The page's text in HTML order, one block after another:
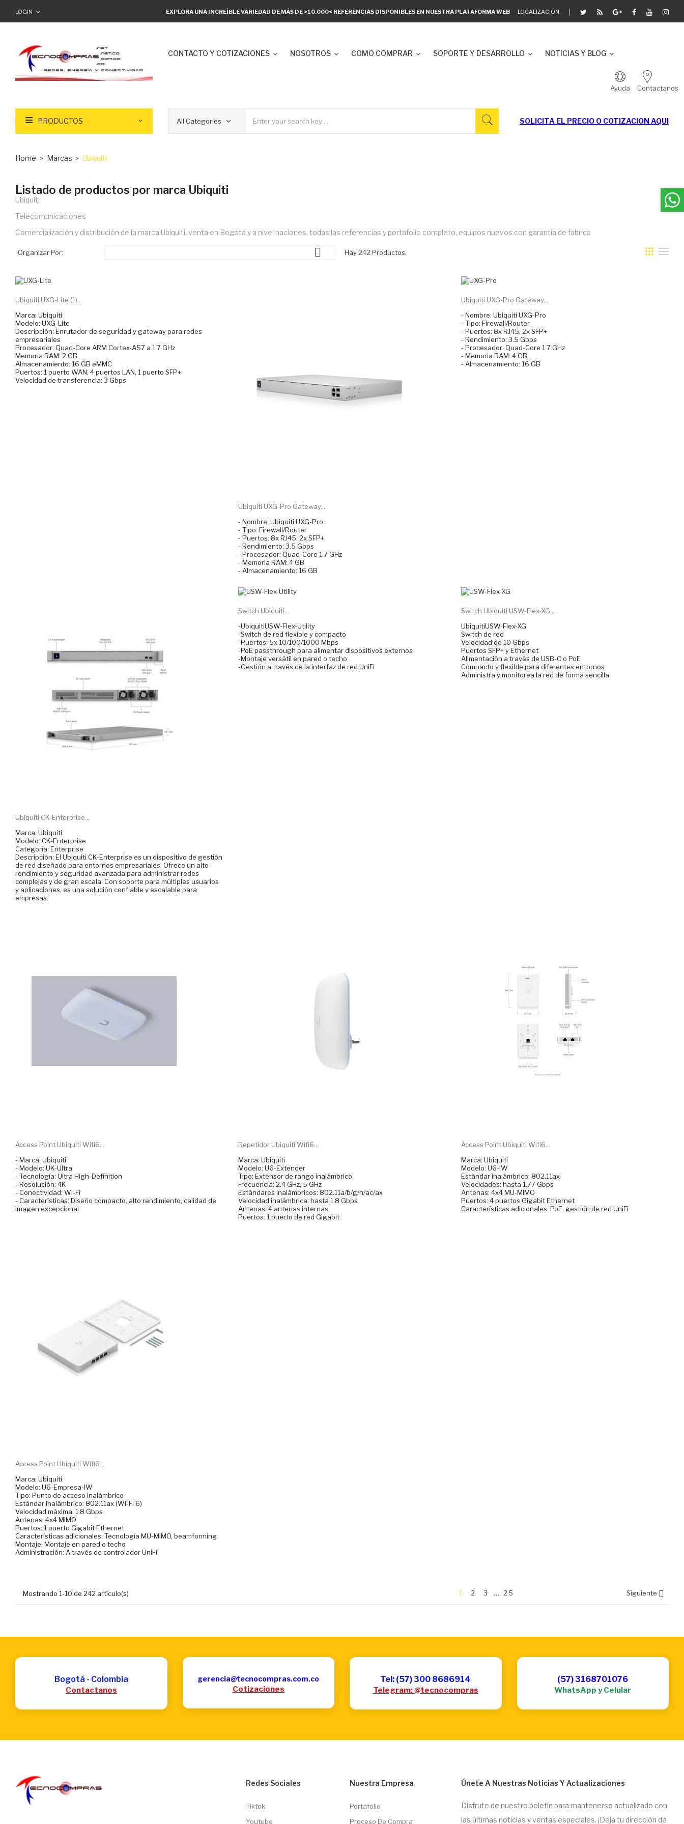
EXPLORA UNA INCREÍBLE VARIEDAD DE MÁS DE >10.000< REFERENCIAS DISPONIBLES EN NUESTRA PLATAFORMA WEB LOCALIZACIÓN
LOGIN
CONTACTO Y COTIZACIONES NOSOTROS COMO COMPRAR SOPORTE Y DESARROLLO NOTICIAS Y BLOG
Ayuda Contactanos
PRODUCTOS SOLICITA EL PRECIO O COTIZACION AQUI
Home Marcas Ubiquiti
Listado de productos por marca Ubiquiti
Ubiquiti
Telecomunicaciones
Comercialización y distribución de la marca Ubiquiti, venta en Bogotá y a nivel naciones, todas las referencias y portafolio completo, equipos nuevos con garantía de fabrica
Organizar Por:  Hay 242 Productos.
Ubiquiti UXG-Lite (1)...
Marca: Ubiquiti
Modelo: UXG-Lite
Descripción: Enrutador de seguridad y gateway para redes
empresariales
Procesador: Quad-Core ARM Cortex-A57 a 1.7 GHz
Memoria RAM: 2 GB
Almacenamiento: 16 GB eMMC
Puertos: 1 puerto WAN, 4 puertos LAN, 1 puerto SFP+
Velocidad de transferencia: 3 Gbps
Ubiquiti UXG-Pro Gateway...
- Nombre: Ubiquiti UXG-Pro
- Tipo: Firewall/Router
- Puertos: 8x RJ45, 2x SFP+
- Rendimiento: 3.5 Gbps
- Procesador: Quad-Core 1.7 GHz
- Memoria RAM: 4 GB
- Almacenamiento: 16 GB
Ubiquiti UXG-Pro Gateway...
- Nombre: Ubiquiti UXG-Pro
- Tipo: Firewall/Router
- Puertos: 8x RJ45, 2x SFP+
- Rendimiento: 3.5 Gbps
- Procesador: Quad-Core 1.7 GHz
- Memoria RAM: 4 GB
- Almacenamiento: 16 GB
Ubiquiti CK-Enterprise...
Marca: Ubiquiti
Modelo: CK-Enterprise
Categoría: Enterprise
Descripción: El Ubiquiti CK-Enterprise es un dispositivo de gestión
de red diseñado para entornos empresariales. Ofrece un alto
rendimiento y seguridad avanzada para administrar redes
complejas y de gran escala. Con soporte para múltiples usuarios
y aplicaciones, es una solución confiable y escalable para
empresas.
Switch Ubiquiti...
-UbiquitiUSW-Flex-Utility
-Switch de red flexible y compacto
-Puertos: 5x 10/100/1000 Mbps
-PoE passthrough para alimentar dispositivos externos
-Montaje versátil en pared o techo
-Gestión a través de la interfaz de red UniFi
Switch Ubiquiti USW-Flex-XG...
UbiquitiUSW-Flex-XG
Switch de red
Velocidad de 10 Gbps
Puertos SFP+ y Ethernet
Alimentación a través de USB-C o PoE
Compacto y flexible para diferentes entornos
Administra y monitorea la red de forma sencilla
Access Point Ubiquiti Wifi6...
- Marca: Ubiquiti
- Modelo: UK-Ultra
- Tecnología: Ultra High-Definition
- Resolución: 4K
- Conectividad: Wi-Fi
- Características: Diseño compacto, alto rendimiento, calidad de
imagen excepcional
Repetidor Ubiquiti Wifi6...
Marca: Ubiquiti
Modelo: U6-Extender
Tipo: Extensor de rango inalámbrico
Frecuencia: 2.4 GHz, 5 GHz
Estándares inalámbricos: 802.11a/b/g/n/ac/ax
Velocidad inalámbrica: hasta 1.8 Gbps
Antenas: 4 antenas internas
Puertos: 1 puerto de red Gigabit
Access Point Ubiquiti Wifi6...
Marca: Ubiquiti
Modelo: U6-IW
Estándar inalámbrico: 802.11ax
Velocidades: hasta 1.77 Gbps
Antenas: 4x4 MU-MIMO
Puertos: 4 puertos Gigabit Ethernet
Características adicionales: PoE, gestión de red UniFi
Access Point Ubiquiti Wifi6...
Marca: Ubiquiti
Modelo: U6-Empresa-IW
Tipo: Punto de acceso inalámbrico
Estándar inalámbrico: 802.11ax (Wi-Fi 6)
Velocidad máxima: 1.8 Gbps
Antenas: 4x4 MIMO
Puertos: 1 puerto Gigabit Ethernet
Características adicionales: Tecnología MU-MIMO, beamforming
Montaje: Montaje en pared o techo
Administración: A través de controlador UniFi
Mostrando 1-10 de 242 artículo(s) 1 2 3 … 25 Siguiente 
Bogotá - Colombia
Contactanos
gerencia@tecnocompras.com.co
Cotizaciones
Tel: (57) 300 8686914
Telegram: @tecnocompras
(57) 3168701076
WhatsApp y Celular
Redes Sociales
Tiktok
Youtube
Nuestra Empresa
Portafolio
Proceso De Compra
Únete A Nuestras Noticias Y Actualizaciones
Disfrute de nuestro boletín para mantenerse actualizado con
las últimas noticias y ventas especiales. ¡Deja tu dirección de